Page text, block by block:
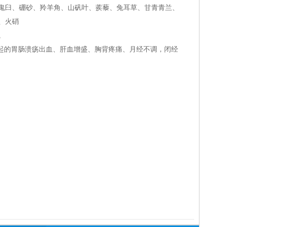
、硼砂、羚羊角、山矾叶、蒺藜、兔耳草、甘青青兰、
火硝
的胃肠溃疡出血、肝血增盛、胸背疼痛、月经不调，闭经